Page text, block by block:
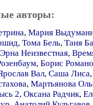
авторы:
, Мария
, Тома Бель, Таня
Эрна Неизвестная,
, Борис
Вал, Саша Лиса,
, Мартьянова
2, Оксана Радчик,